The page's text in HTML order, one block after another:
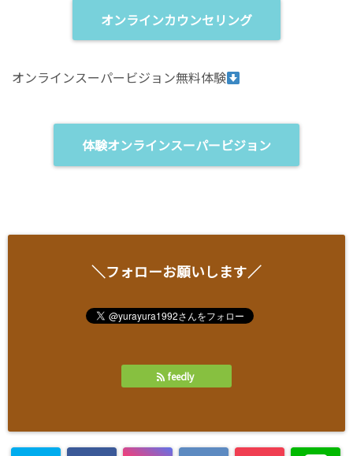
オンラインカウンセリング
オンラインスーパービジョン無料体験
体験オンラインスーパービジョン
＼フォローお願いします／
feedly